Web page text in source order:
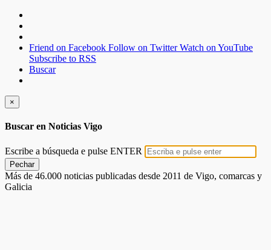
Friend on Facebook Follow on Twitter Watch on YouTube
Subscribe to RSS
Buscar
×
Buscar en Noticias Vigo
Escribe a búsqueda e pulse ENTER
Pechar
Más de 46.000 noticias publicadas desde 2011 de Vigo, comarcas y
Galicia